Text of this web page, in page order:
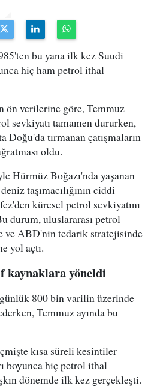
bu yana ilk kez Suudi
hiç ham petrol ithal
ön verilerine göre, Temmuz
sevkiyatı tamamen dururken,
Doğu'da tırmanan çatışmaların
oldu.
Hürmüz Boğazı'nda yaşanan
taşımacılığının ciddi
küresel petrol sevkiyatını
durum, uluslararası petrol
ve ABD'nin tedarik stratejisinde
yol açtı.
yöneldi
800 bin varilin üzerinde
Temmuz ayında bu
kısa süreli kesintiler
boyunca hiç petrol ithal
dönemde ilk kez gerçekleşti.